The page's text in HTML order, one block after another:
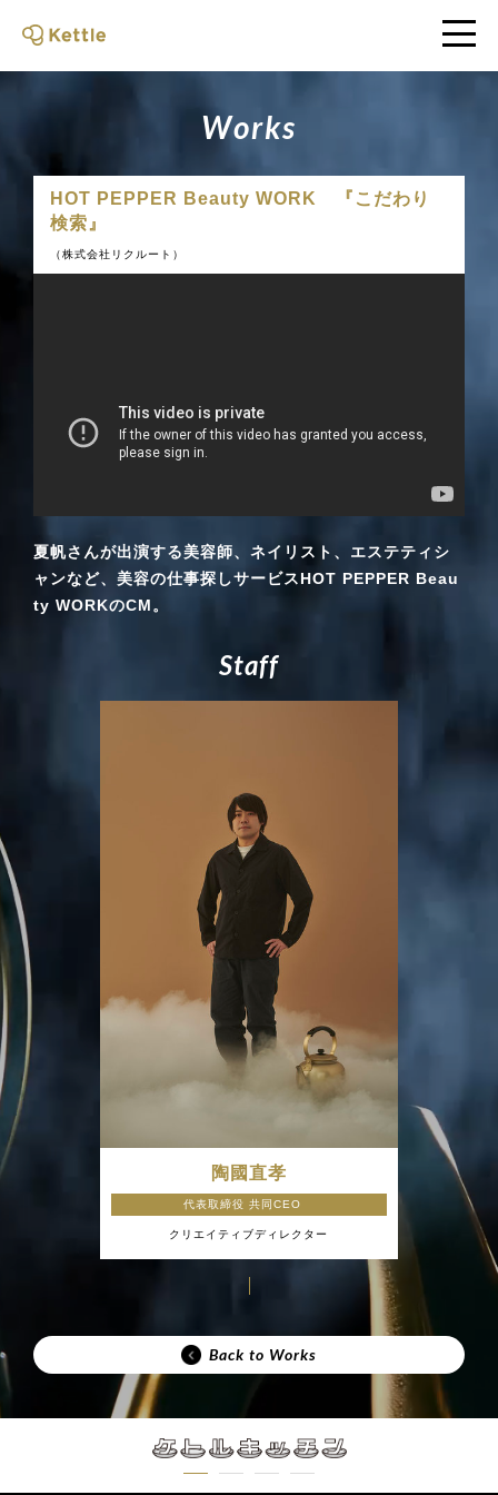
Works
HOT PEPPER Beauty WORK 『こだわり
検索』
（株式会社リクルート）
夏帆さんが出演する美容師、ネイリスト、エステティシ
ャンなど、美容の仕事探しサービスHOT PEPPER Beau
ty WORKのCM。
Staff
陶國直孝
代表取締役 共同CEO
クリエイティブディレクター
Back to Works